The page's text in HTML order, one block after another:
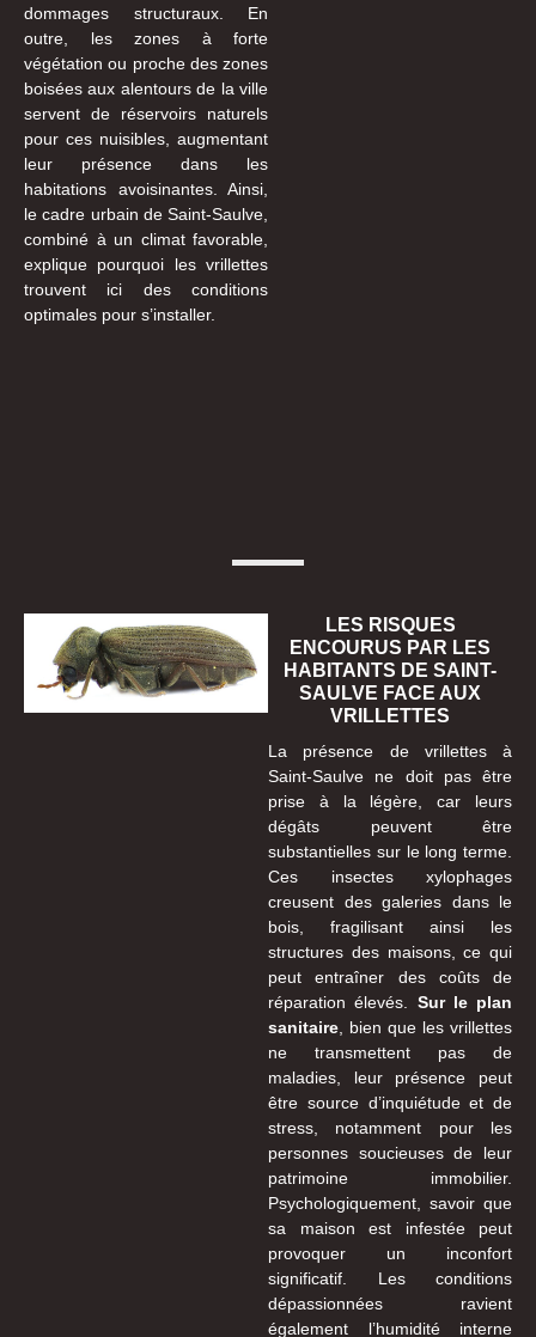
dommages structuraux. En
outre, les zones à forte
végétation ou proche des zones
boisées aux alentours de la ville
servent de réservoirs naturels
pour ces nuisibles, augmentant
leur présence dans les
habitations avoisinantes. Ainsi,
le cadre urbain de Saint-Saulve,
combiné à un climat favorable,
explique pourquoi les vrillettes
trouvent ici des conditions
optimales pour s’installer.
LES RISQUES
ENCOURUS PAR LES
HABITANTS DE SAINT-
SAULVE FACE AUX
VRILLETTES
La présence de vrillettes à
Saint-Saulve ne doit pas être
prise à la légère, car leurs
dégâts peuvent être
substantielles sur le long terme.
Ces insectes xylophages
creusent des galeries dans le
bois, fragilisant ainsi les
structures des maisons, ce qui
peut entraîner des coûts de
réparation élevés. Sur le plan
sanitaire, bien que les vrillettes
ne transmettent pas de
maladies, leur présence peut
être source d’inquiétude et de
stress, notamment pour les
personnes soucieuses de leur
patrimoine immobilier.
Psychologiquement, savoir que
sa maison est infestée peut
provoquer un inconfort
significatif. Les conditions
dépassionnées ravient
également l’humidité interne